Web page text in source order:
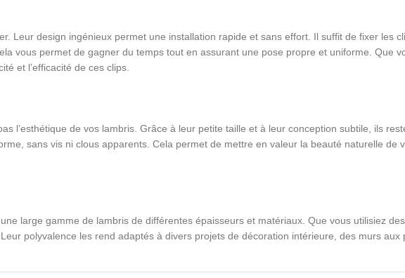
Leur design ingénieux permet une installation rapide et sans effort. Il suffit de fixer les
vous permet de gagner du temps tout en assurant une pose propre et uniforme. Que
et l’efficacité de ces clips.
l’esthétique de vos lambris. Grâce à leur petite taille et à leur conception subtile, ils
sans vis ni clous apparents. Cela permet de mettre en valeur la beauté naturelle de
large gamme de lambris de différentes épaisseurs et matériaux. Que vous utilisiez
polyvalence les rend adaptés à divers projets de décoration intérieure, des murs aux